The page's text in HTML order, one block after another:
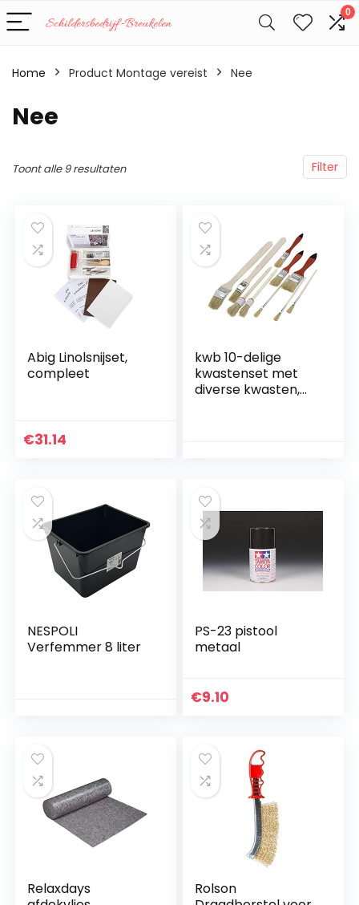
0
Home Product Montage vereist ‎Nee
‎Nee
Filter
Toont alle 9 resultaten
Abig Linolsnijset,
compleet
€31.14
kwb 10-delige
kwastenset met
diverse kwasten,
en nog veel meer.
NESPOLI
Verfemmer 8 liter
PS-23 pistool
metaal
€9.10
Relaxdays
Rolson